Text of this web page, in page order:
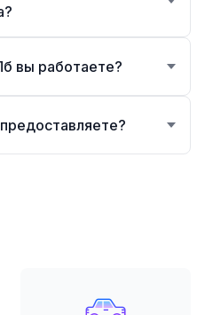
вы работаете?